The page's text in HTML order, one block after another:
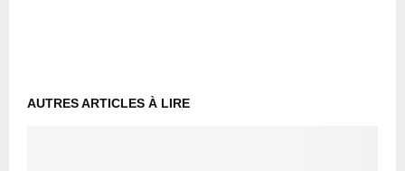
AUTRES ARTICLES À LIRE